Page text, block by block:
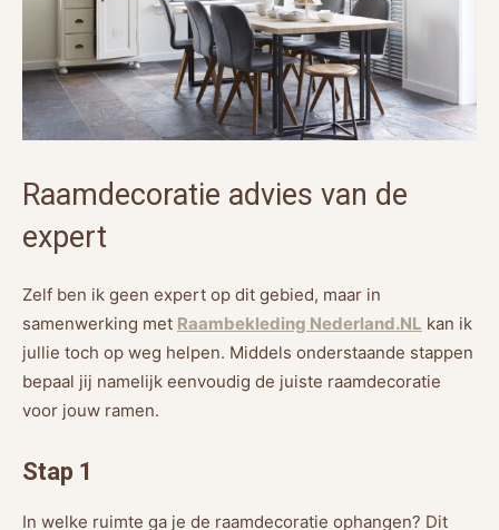
Raamdecoratie advies van de
expert
Zelf ben ik geen expert op dit gebied, maar in
samenwerking met Raambekleding Nederland.NL kan ik
jullie toch op weg helpen. Middels onderstaande stappen
bepaal jij namelijk eenvoudig de juiste raamdecoratie
voor jouw ramen.
Stap 1
In welke ruimte ga je de raamdecoratie ophangen? Dit